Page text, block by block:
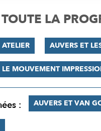
LA
ATELIER AUVERS ET
LE MOUVEMENT
: AUVERS ET VAN